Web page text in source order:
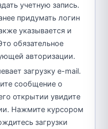
учетную запись.
придумать логин
указывается и
обязательное
авторизации.
загрузку e-mail.
сообщение о
открытии увидите
Нажмите курсором
загрузки